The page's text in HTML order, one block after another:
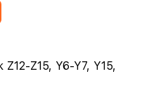
Z15, Y6-Y7, Y15,